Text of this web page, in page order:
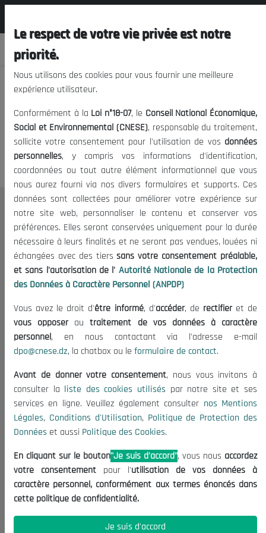
Nous vous prions de nous
excuser, mais l'accès à ce
contenu est restreint.
Le CNESE
A Propos
Le président
Organisation
Publications
Informations utiles
Appels d'offres et Consultations
Mentions Légales
Conditions d'Utilisation
Politique de Protection des Données
Politique des Cookies
Nous Contacter
(+213) 021 98 01 00|01|02
contact@cnese.dz
Suggestions ou Initiatives ?
Newsletter
dernières nouvelles.
Le respect de votre vie privée est notre
priorité.
Nous utilisons des cookies pour vous fournir une meilleure
expérience utilisateur.
Conformément à la Loi n°18-07, le Conseil National Économique,
Social et Environnemental (CNESE), responsable du traitement,
sollicite votre consentement pour l'utilisation de vos données
personnelles, y compris vos informations d'identification,
coordonnées ou tout autre élément informationnel que vous
nous aurez fourni via nos divers formulaires et supports. Ces
données sont collectées pour améliorer votre expérience sur
notre site web, personnaliser le contenu et conserver vos
préférences. Elles seront conservées uniquement pour la durée
nécessaire à leurs finalités et ne seront pas vendues, louées ni
échangées avec des tierssans votre consentement préalable,
et sans l'autorisation de l' Autorité Nationale de la Protection
des Données à Caractère Personnel (ANPDP)
Vous avez le droit d'être informé, d'accéder, de rectifieret de
vous opposerautraitement de vos données à caractère
personnel, en nous contactant via l'adresse e-mail
dpo@cnese.dz, la chatbox ou le formulaire de contact.
Avant de donner votre consentement, nous vous invitons à
consulter la liste des cookies utilisés par notre site et ses
services en ligne. Veuillez également consulter nos Mentions
Légales, Conditions d'Utilisation, Politique de Protection des
Données et aussi Politique des Cookies.
En cliquant sur le bouton"Je suis d'accord", vous nous accordez
votre consentement pour l'utilisation de vos données à
caractère personnel, conformément aux termes énoncés dans
cette politique de confidentialité.
Je suis d'accord